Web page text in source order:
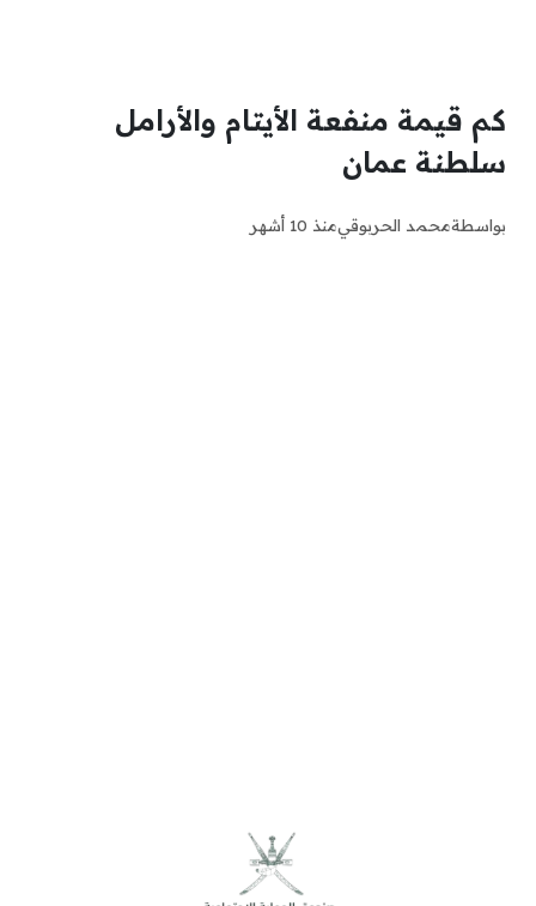
كم قيمة منفعة الأيتام والأرامل
سلطنة عمان
بواسطةمحمد الحربوقيمنذ 10 أشهر